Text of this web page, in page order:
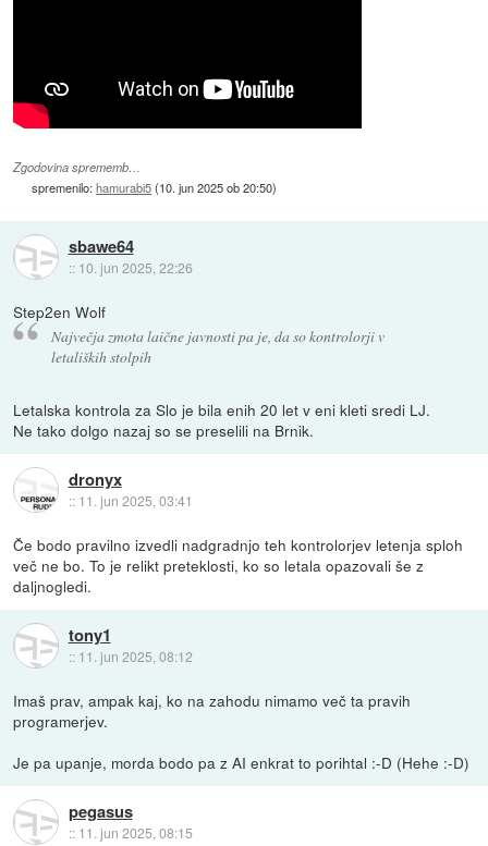
Zgodovina sprememb…
spremenilo:hamurabi5(10. jun 2025 ob 20:50)
sbawe64
:: 10. jun 2025, 22:26
Step2en Wolf
Največja zmota laične javnosti pa je, da so kontrolorji v
letaliških stolpih
Letalska kontrola za Slo je bila enih 20 let v eni kleti sredi LJ.
Ne tako dolgo nazaj so se preselili na Brnik.
dronyx
:: 11. jun 2025, 03:41
Če bodo pravilno izvedli nadgradnjo teh kontrolorjev letenja sploh
več ne bo. To je relikt preteklosti, ko so letala opazovali še z
daljnogledi.
tony1
:: 11. jun 2025, 08:12
Imaš prav, ampak kaj, ko na zahodu nimamo več ta pravih
programerjev.
Je pa upanje, morda bodo pa z AI enkrat to porihtal :-D (Hehe :-D)
pegasus
:: 11. jun 2025, 08:15